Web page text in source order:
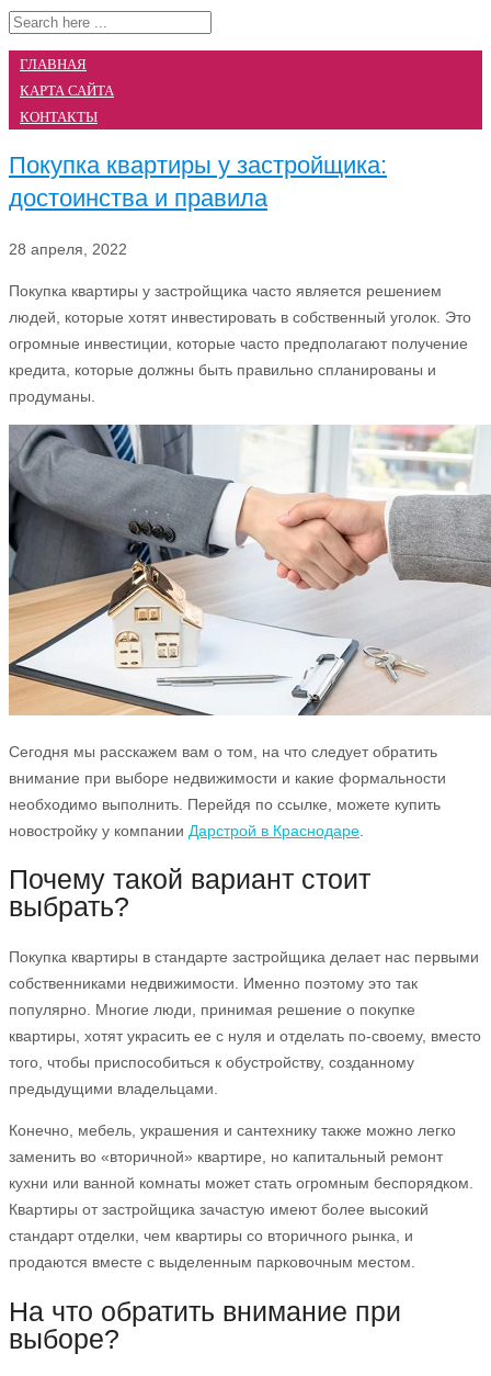
ГЛАВНАЯ
КАРТА САЙТА
КОНТАКТЫ
Покупка квартиры у застройщика:
достоинства и правила
28 апреля, 2022
Покупка квартиры у застройщика часто является решением
людей, которые хотят инвестировать в собственный уголок. Это
огромные инвестиции, которые часто предполагают получение
кредита, которые должны быть правильно спланированы и
продуманы.
Сегодня мы расскажем вам о том, на что следует обратить
внимание при выборе недвижимости и какие формальности
необходимо выполнить. Перейдя по ссылке, можете купить
новостройку у компании Дарстрой в Краснодаре
Почему такой вариант стоит
выбрать?
Покупка квартиры в стандарте застройщика делает нас первыми
собственниками недвижимости. Именно поэтому это так
популярно. Многие люди, принимая решение о покупке
квартиры, хотят украсить ее с нуля и отделать по-своему, вместо
того, чтобы приспособиться к обустройству, созданному
предыдущими владельцами.
Конечно, мебель, украшения и сантехнику также можно легко
заменить во «вторичной» квартире, но капитальный ремонт
кухни или ванной комнаты может стать огромным беспорядком.
Квартиры от застройщика зачастую имеют более высокий
стандарт отделки, чем квартиры со вторичного рынка, и
продаются вместе с выделенным парковочным местом.
На что обратить внимание при
выборе?